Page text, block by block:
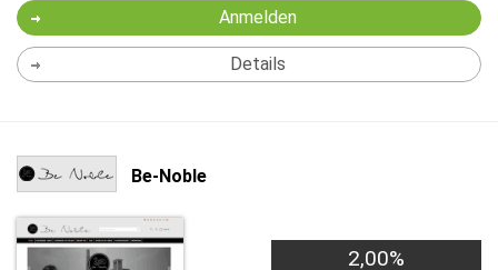
Anmelden
Details
Be-Noble
2,00%